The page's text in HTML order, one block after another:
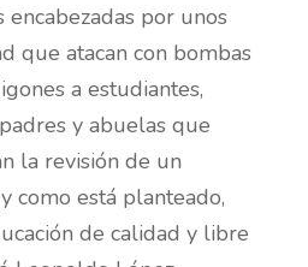
encabezadas por unos
que atacan con bombas
a estudiantes,
y abuelas que
la revisión de un
como está planteado,
de calidad y libre